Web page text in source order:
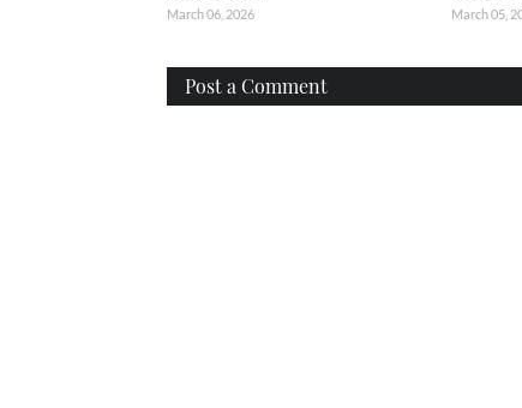
March 06, 2026 March 05,
Post a Comment